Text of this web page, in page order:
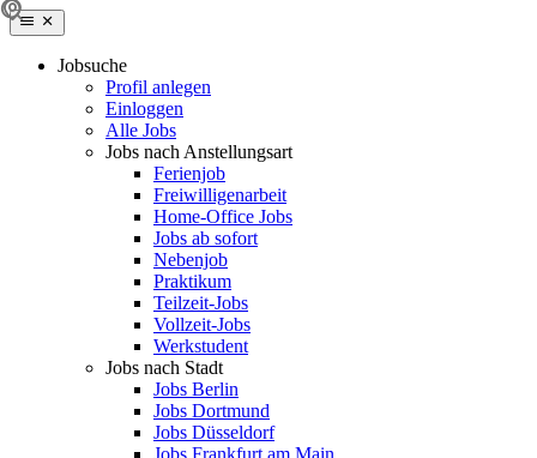
Jobsuche
Profil anlegen
Einloggen
Alle Jobs
Jobs nach Anstellungsart
Ferienjob
Freiwilligenarbeit
Home-Office Jobs
Jobs ab sofort
Nebenjob
Praktikum
Teilzeit-Jobs
Vollzeit-Jobs
Werkstudent
Jobs nach Stadt
Jobs Berlin
Jobs Dortmund
Jobs Düsseldorf
Jobs Frankfurt am Main